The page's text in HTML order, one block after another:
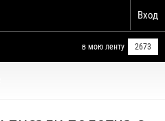
Вход
в мою ленту 2673